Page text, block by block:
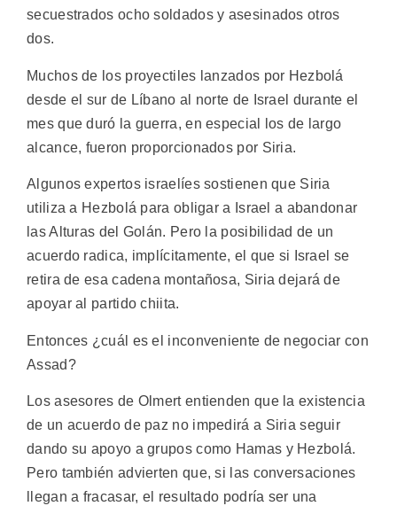
secuestrados ocho soldados y asesinados otros
dos.
Muchos de los proyectiles lanzados por Hezbolá
desde el sur de Líbano al norte de Israel durante el
mes que duró la guerra, en especial los de largo
alcance, fueron proporcionados por Siria.
Algunos expertos israelíes sostienen que Siria
utiliza a Hezbolá para obligar a Israel a abandonar
las Alturas del Golán. Pero la posibilidad de un
acuerdo radica, implícitamente, el que si Israel se
retira de esa cadena montañosa, Siria dejará de
apoyar al partido chiita.
Entonces ¿cuál es el inconveniente de negociar con
Assad?
Los asesores de Olmert entienden que la existencia
de un acuerdo de paz no impedirá a Siria seguir
dando su apoyo a grupos como Hamas y Hezbolá.
Pero también advierten que, si las conversaciones
llegan a fracasar, el resultado podría ser una